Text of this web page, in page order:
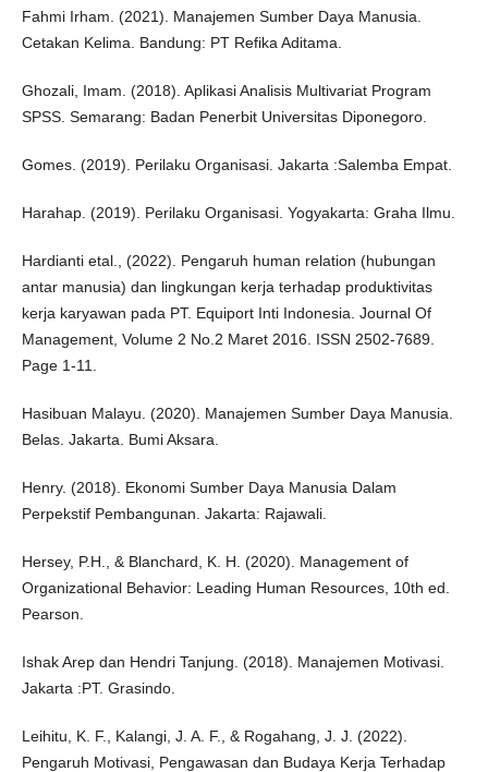
Fahmi Irham. (2021). Manajemen Sumber Daya Manusia.
Cetakan Kelima. Bandung: PT Refika Aditama.
Ghozali, Imam. (2018). Aplikasi Analisis Multivariat Program
SPSS. Semarang: Badan Penerbit Universitas Diponegoro.
Gomes. (2019). Perilaku Organisasi. Jakarta :Salemba Empat.
Harahap. (2019). Perilaku Organisasi. Yogyakarta: Graha Ilmu.
Hardianti etal., (2022). Pengaruh human relation (hubungan
antar manusia) dan lingkungan kerja terhadap produktivitas
kerja karyawan pada PT. Equiport Inti Indonesia. Journal Of
Management, Volume 2 No.2 Maret 2016. ISSN 2502-7689.
Page 1-11.
Hasibuan Malayu. (2020). Manajemen Sumber Daya Manusia.
Belas. Jakarta. Bumi Aksara.
Henry. (2018). Ekonomi Sumber Daya Manusia Dalam
Perpekstif Pembangunan. Jakarta: Rajawali.
Hersey, P.H., & Blanchard, K. H. (2020). Management of
Organizational Behavior: Leading Human Resources, 10th ed.
Pearson.
Ishak Arep dan Hendri Tanjung. (2018). Manajemen Motivasi.
Jakarta :PT. Grasindo.
Leihitu, K. F., Kalangi, J. A. F., & Rogahang, J. J. (2022).
Pengaruh Motivasi, Pengawasan dan Budaya Kerja Terhadap